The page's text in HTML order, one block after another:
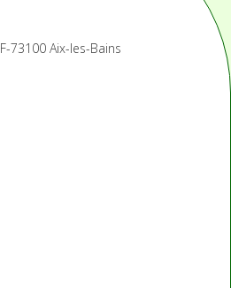
F-73100 Aix-les-Bains